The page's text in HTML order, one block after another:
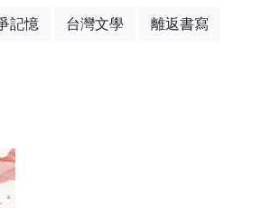
記憶 台灣文學 離返書寫